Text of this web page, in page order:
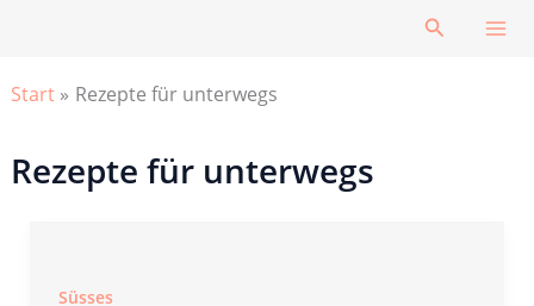
Suchen
Start Rezepte für unterwegs
Rezepte für unterwegs
Süsses